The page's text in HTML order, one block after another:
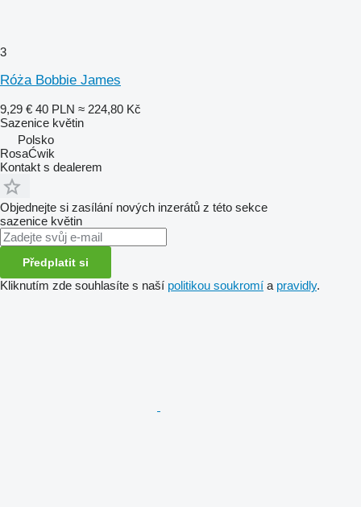
3
Róża Bobbie James
9,29 € 40 PLN ≈ 224,80 Kč
Sazenice květin
Polsko
RosaĆwik
Kontakt s dealerem
Objednejte si zasílání nových inzerátů z této sekce
sazenice květin
Předplatit si
Kliknutím zde souhlasíte s naší politikou soukromí a pravidly.